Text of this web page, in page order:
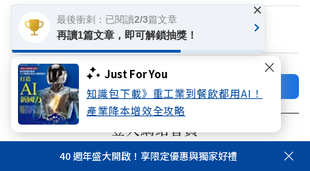
Just For You
知識包下載》重工業到餐飲都用AI！
產業降本增效全攻略
換個主題看看
加好友 關注FB
登入網站會員
享受更多個人化的會員服務
40 週年盛大開啟！享限定優惠與獨家好禮
最後衝刺：已閱讀2/3篇文章
再讀1篇文章，即可解鎖抽獎！
×